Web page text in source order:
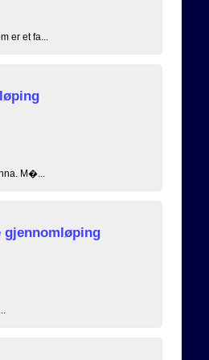
er et fa...
M�...
gjennomløping